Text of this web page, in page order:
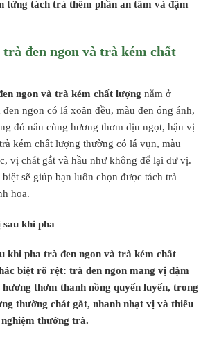
từng tách trà thêm phần an tâm và đậm
trà đen ngon và trà kém chất
ngon và trà kém chất lượng nằm ở
ngon có lá xoăn đều, màu đen óng ánh,
đỏ nâu cùng hương thơm dịu ngọt, hậu vị
kém chất lượng thường có lá vụn, màu
vị chát gắt và hầu như không để lại dư vị.
sẽ giúp bạn luôn chọn được tách trà
hoa.
sau khi pha
khi pha trà đen ngon và trà kém chất
biệt rõ rệt: trà đen ngon mang vị đậm
thơm thanh nồng quyến luyến, trong
thường chát gắt, nhanh nhạt vị và thiếu
thưởng trà.